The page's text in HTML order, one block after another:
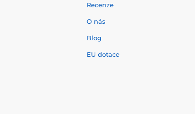
Recenze
O nás
Blog
EU dotace